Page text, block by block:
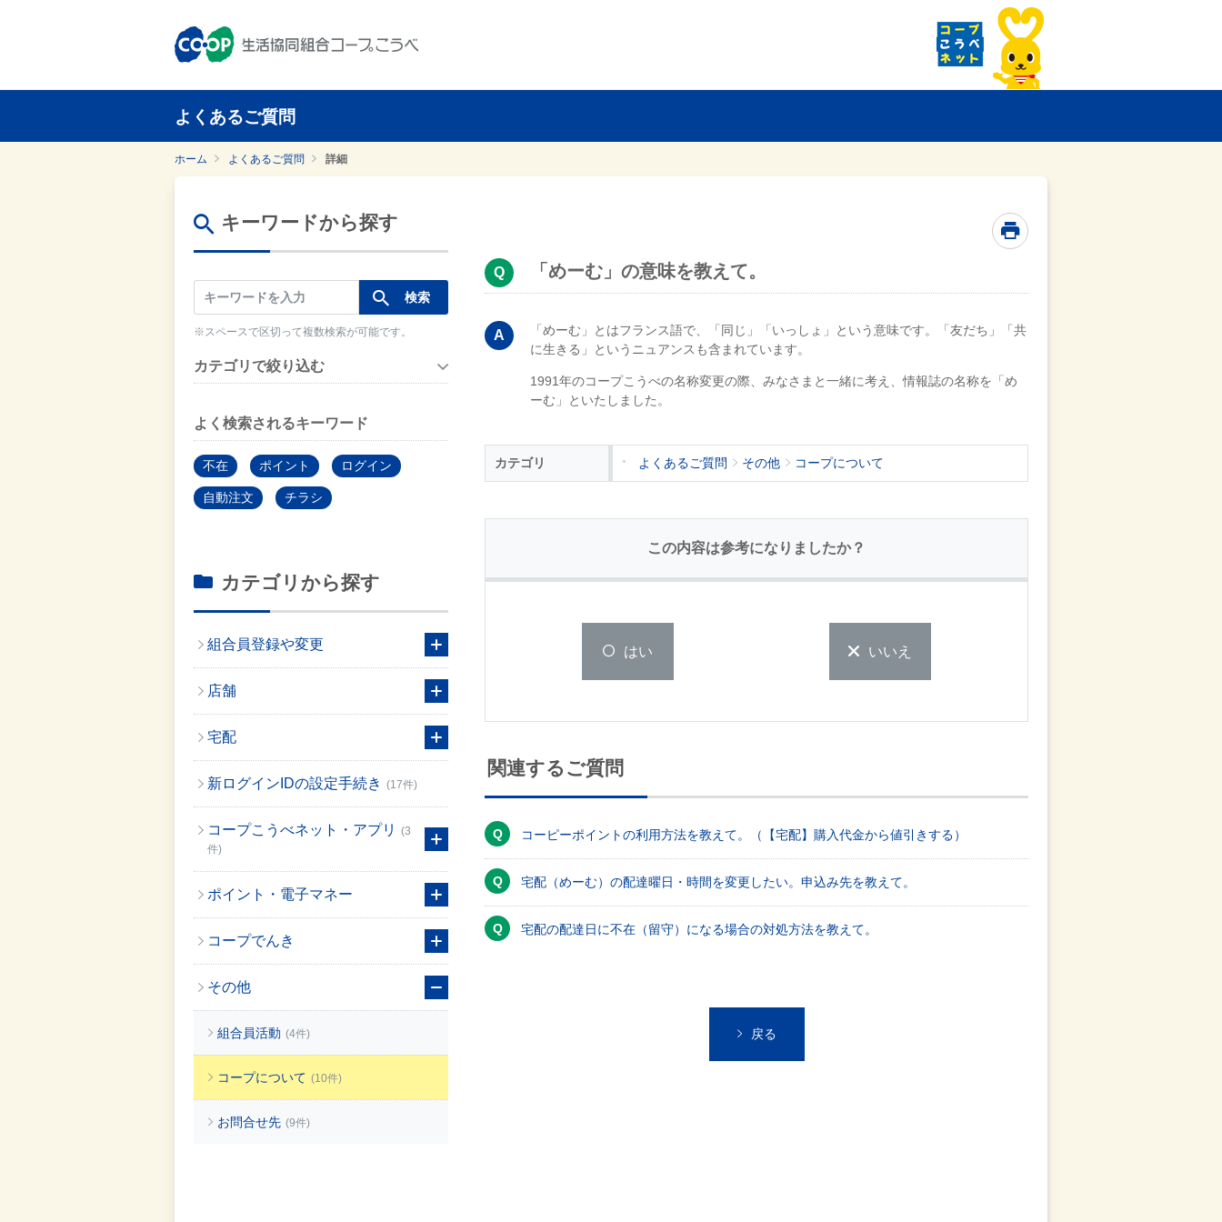
よくあるご質問
ホーム よくあるご質問 詳細
キーワードから探す
※スペースで区切って複数検索が可能です。
カテゴリで絞り込む
よく検索されるキーワード
不在 ポイント ログイン
自動注文 チラシ
カテゴリから探す
組合員登録や変更
店舗
宅配
新ログインIDの設定手続き (17件)
コープこうべネット・アプリ
(3
件)
ポイント・電子マネー
コープでんき
その他
組合員活動 (4件)
コープについて (10件)
お問合せ先 (9件)
「めーむ」の意味を教えて。
「めーむ」とはフランス語で、「同じ」「いっしょ」という意味です。「友だち」「共
に生きる」というニュアンスも含まれています。
1991年のコープこうべの名称変更の際、みなさまと一緒に考え、情報誌の名称を「め
ーむ」といたしました。
カテゴリ よくあるご質問 その他 コープについて
この内容は参考になりましたか？
はい いいえ
関連するご質問
コーピーポイントの利用方法を教えて。（【宅配】購入代金から値引きする）
宅配（めーむ）の配達曜日・時間を変更したい。申込み先を教えて。
宅配の配達日に不在（留守）になる場合の対処方法を教えて。
戻る